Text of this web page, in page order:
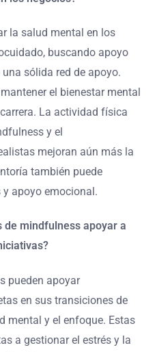
la salud mental en los
buscando apoyo
sólida red de apoyo.
el bienestar mental
La actividad física
y el
mejoran aún más la
también puede
apoyo emocional.
de mindfulness apoyar a
pueden apoyar
en sus transiciones de
mental y el enfoque. Estas
a gestionar el estrés y la